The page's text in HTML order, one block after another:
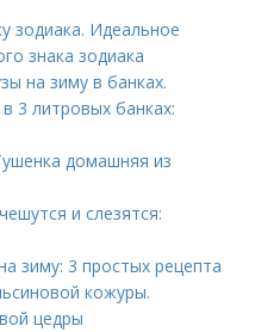
зодиака. Идеальное
знака зодиака
на зиму в банках.
3 литровых банках:
домашняя из
и слезятся:
зиму: 3 простых рецепта
кожуры.
цедры